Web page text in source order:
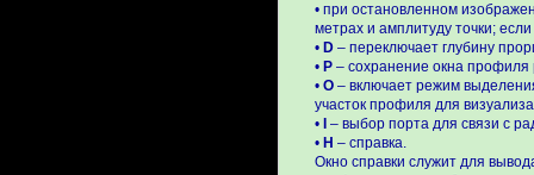
• при остановленном
метрах и амплитуду точки;
• D– переключает глубину
• P– сохранение окна профиля
• O– включает режим
участок профиля для
•
– выбор порта для связи с
• H – справка.
Окно справки служит для